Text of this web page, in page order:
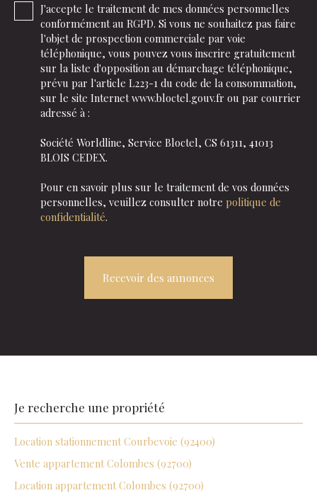
J'accepte le traitement de mes données personnelles
conformément au RGPD. Si vous ne souhaitez pas faire
l'objet de prospection commerciale par voie
téléphonique, vous pouvez vous inscrire gratuitement
sur la liste d'opposition au démarchage téléphonique,
prévu par l'article L223-1 du code de la consommation,
sur le site Internet www.bloctel.gouv.fr ou par courrier
adressé à :
Société Worldline, Service Bloctel, CS 61311, 41013
BLOIS CEDEX.
Pour en savoir plus sur le traitement de vos données
personnelles, veuillez consulter notre politique de
confidentialité.
Recevoir des annonces
Je recherche une propriété
Location stationnement Courbevoie (92400)
Vente appartement Colombes (92700)
Location appartement Colombes (92700)